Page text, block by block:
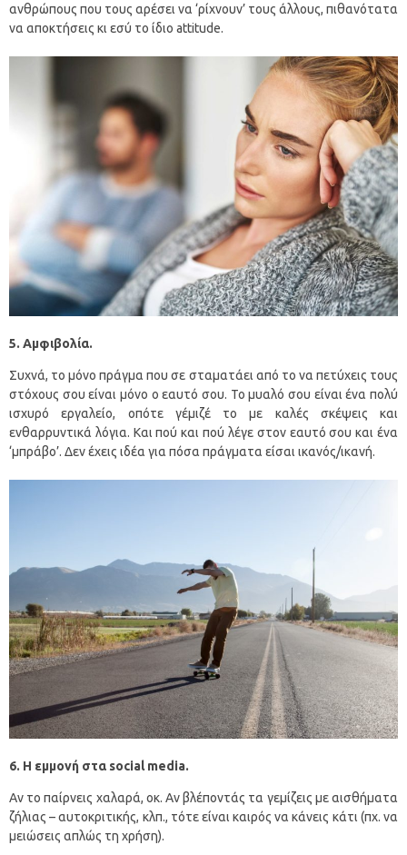
ανθρώπους που τους αρέσει να ‘ρίχνουν’ τους άλλους, πιθανότατα
να αποκτήσεις κι εσύ το ίδιο attitude.
5. Αμφιβολία.
Συχνά, το μόνο πράγμα που σε σταματάει από το να πετύχεις τους
στόχους σου είναι μόνο ο εαυτό σου. Το μυαλό σου είναι ένα πολύ
ισχυρό εργαλείο, οπότε γέμιζέ το με καλές σκέψεις και
ενθαρρυντικά λόγια. Και πού και πού λέγε στον εαυτό σου και ένα
‘μπράβο’. Δεν έχεις ιδέα για πόσα πράγματα είσαι ικανός/ικανή.
6. Η εμμονή στα social media.
Αν το παίρνεις χαλαρά, οκ. Αν βλέποντάς τα γεμίζεις με αισθήματα
ζήλιας – αυτοκριτικής, κλπ., τότε είναι καιρός να κάνεις κάτι (πχ. να
μειώσεις απλώς τη χρήση).